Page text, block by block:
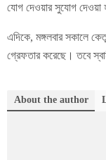
যোগ দেওয়ার সুযোগ দেওয়া
এদিকে, মঙ্গলবার সকালে
গ্রেফতার করেছে। তবে
About the author